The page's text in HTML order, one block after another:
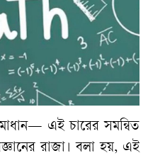
— এই চারের সমন্বিত
রাজা। বলা হয়, এই